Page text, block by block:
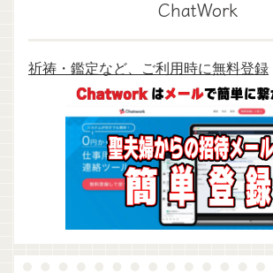
ChatWork
祈祷・鑑定など、ご利用時に無料登録